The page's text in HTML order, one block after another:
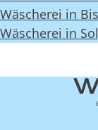
Wäscherei in
Wäscherei in